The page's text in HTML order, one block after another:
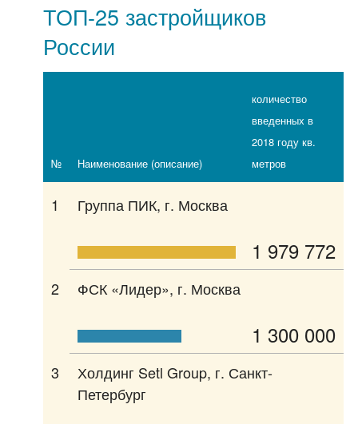
ТОП-25 застройщиков
России
№ Наименование (описание)
количество
введенных в
2018 году кв.
метров
1 Группа ПИК, г. Москва
1 979 772
2 ФСК «Лидер», г. Москва
1 300 000
3
Холдинг Setl Group, г. Санкт-
Петербург